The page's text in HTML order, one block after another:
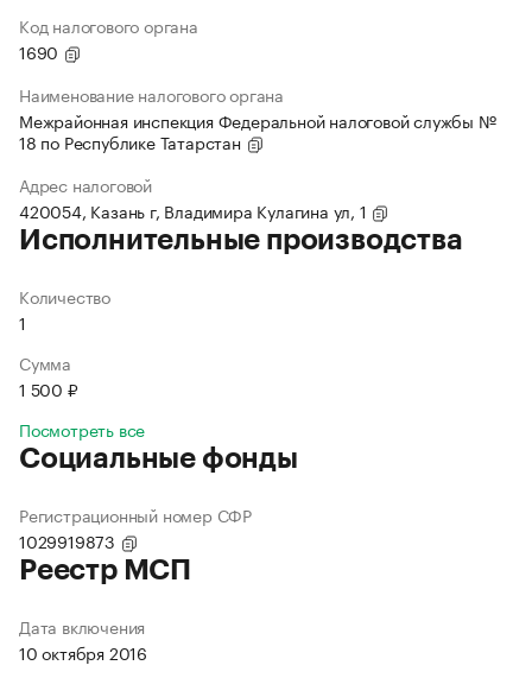
Код налогового органа
1690
Наименование налогового органа
Межрайонная инспекция Федеральной налоговой службы №
18 по Республике Татарстан
Адрес налоговой
420054, Казань г, Владимира Кулагина ул, 1
Исполнительные производства
Количество
1
Сумма
1 500 ₽
Посмотреть все
Социальные фонды
Регистрационный номер СФР
1029919873
Реестр МСП
Дата включения
10 октября 2016